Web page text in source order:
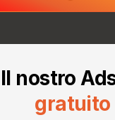
gratuito